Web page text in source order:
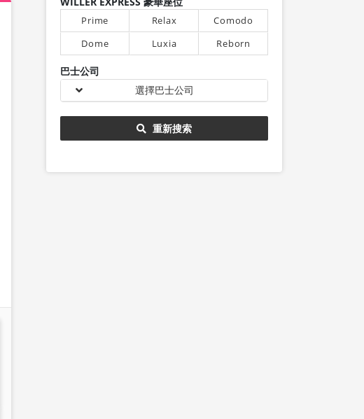
Prime Relax
Comodo
Dome
Luxia Reborn
巴士公司
選擇巴士公司
重新搜索